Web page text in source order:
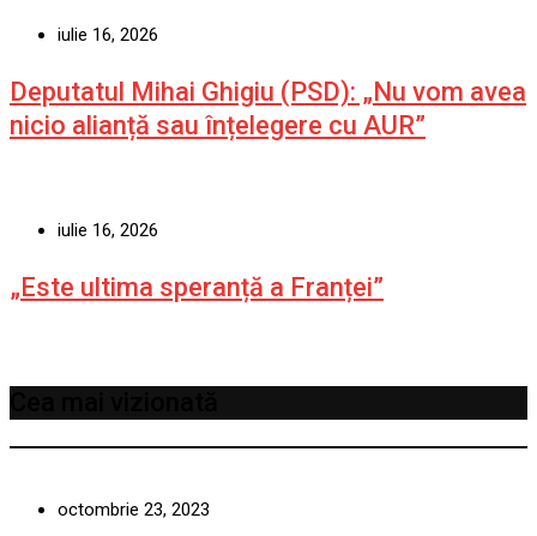
iulie 16, 2026
Deputatul Mihai Ghigiu (PSD): „Nu vom avea
nicio alianță sau înțelegere cu AUR”
iulie 16, 2026
„Este ultima speranță a Franței”
octombrie 23, 2023